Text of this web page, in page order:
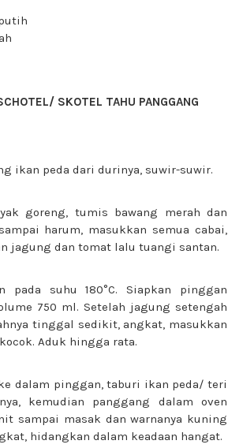
SKOTEL TAHU PANGGANG
ikan peda dari durinya, suwir-suwir.
goreng, tumis bawang merah dan
harum, masukkan semua cabai,
jagung dan tomat lalu tuangi santan.
pada suhu 180°C. Siapkan pinggan
750 ml. Setelah jagung setengah
tinggal sedikit, angkat, masukkan
Aduk hingga rata.
dalam pinggan, taburi ikan peda/ teri
kemudian panggang dalam oven
sampai masak dan warnanya kuning
hidangkan dalam keadaan hangat.